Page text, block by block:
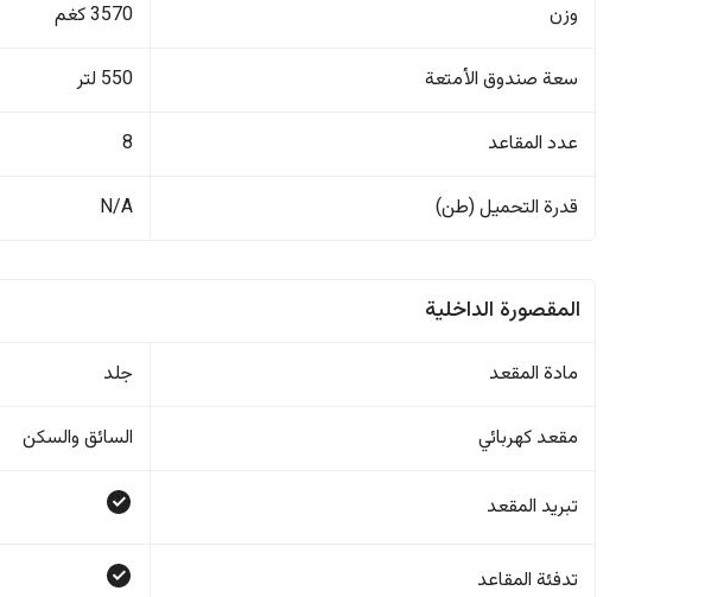
وزن 3570 كغم
سعة صندوق الأمتعة 550 لتر
عدد المقاعد 8
قدرة التحميل (طن) N/A
المقصورة الداخلية
مادة المقعد جلد
مقعد كهربائي السائق والسکن
تبريد المقعد
تدفئة المقاعد